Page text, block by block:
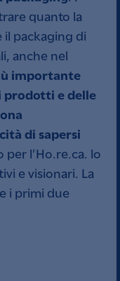
quanto la
il packaging di
anche nel
importante
prodotti e delle
di sapersi
l’Ho.re.ca. lo
e visionari. La
i primi due